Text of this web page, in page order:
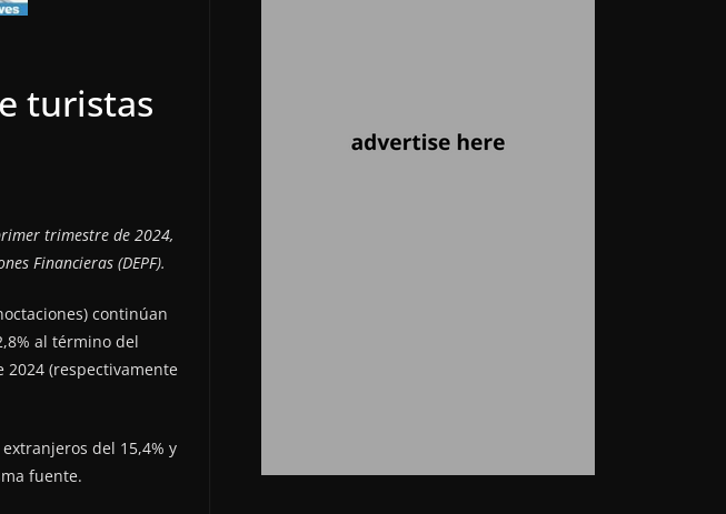
turistas
trimestre de 2024,
Financieras (DEPF).
continúan
al término del
(respectivamente
del 15,4% y
fuente.